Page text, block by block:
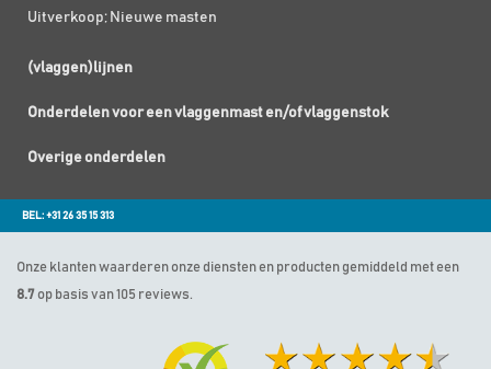
Uitverkoop; Nieuwe masten
(vlaggen)lijnen
Onderdelen voor een vlaggenmast en/of vlaggenstok
Overige onderdelen
BEL: +31 26 35 15 313
Onze klanten waarderen onze diensten en producten gemiddeld met een
8.7 op basis van 105 reviews.